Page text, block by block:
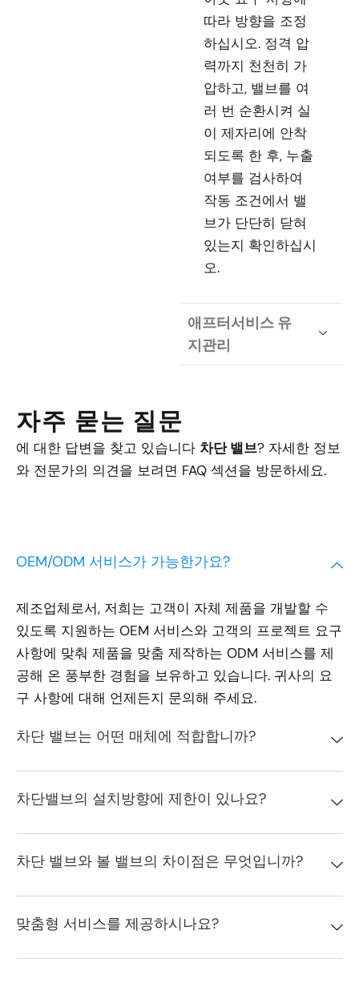
따라 방향을 조정
하십시오. 정격 압
력까지 천천히 가
압하고, 밸브를 여
러 번 순환시켜 실
이 제자리에 안착
되도록 한 후, 누출
여부를 검사하여
작동 조건에서 밸
브가 단단히 닫혀
있는지 확인하십시
오.
애프터서비스 유
지관리
자주 묻는 질문
에 대한 답변을 찾고 있습니다 차단 밸브? 자세한 정보
와 전문가의 의견을 보려면 FAQ 섹션을 방문하세요.
OEM/ODM 서비스가 가능한가요?
제조업체로서, 저희는 고객이 자체 제품을 개발할 수
있도록 지원하는 OEM 서비스와 고객의 프로젝트 요구
사항에 맞춰 제품을 맞춤 제작하는 ODM 서비스를 제
공해 온 풍부한 경험을 보유하고 있습니다. 귀사의 요
구 사항에 대해 언제든지 문의해 주세요.
차단 밸브는 어떤 매체에 적합합니까?
차단밸브의 설치방향에 제한이 있나요?
차단 밸브와 볼 밸브의 차이점은 무엇입니까?
맞춤형 서비스를 제공하시나요?